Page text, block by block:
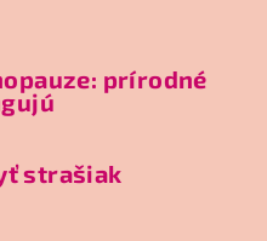
prírodné
strašiak